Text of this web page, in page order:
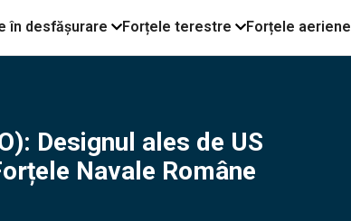
în desfășurare Forțele terestre Forțele aeriene
Designul ales de US
Navale Române